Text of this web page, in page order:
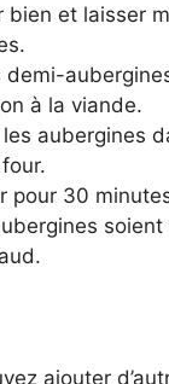
bien et laisser
demi-
à la viande.
les aubergines
pour 30
ajouter